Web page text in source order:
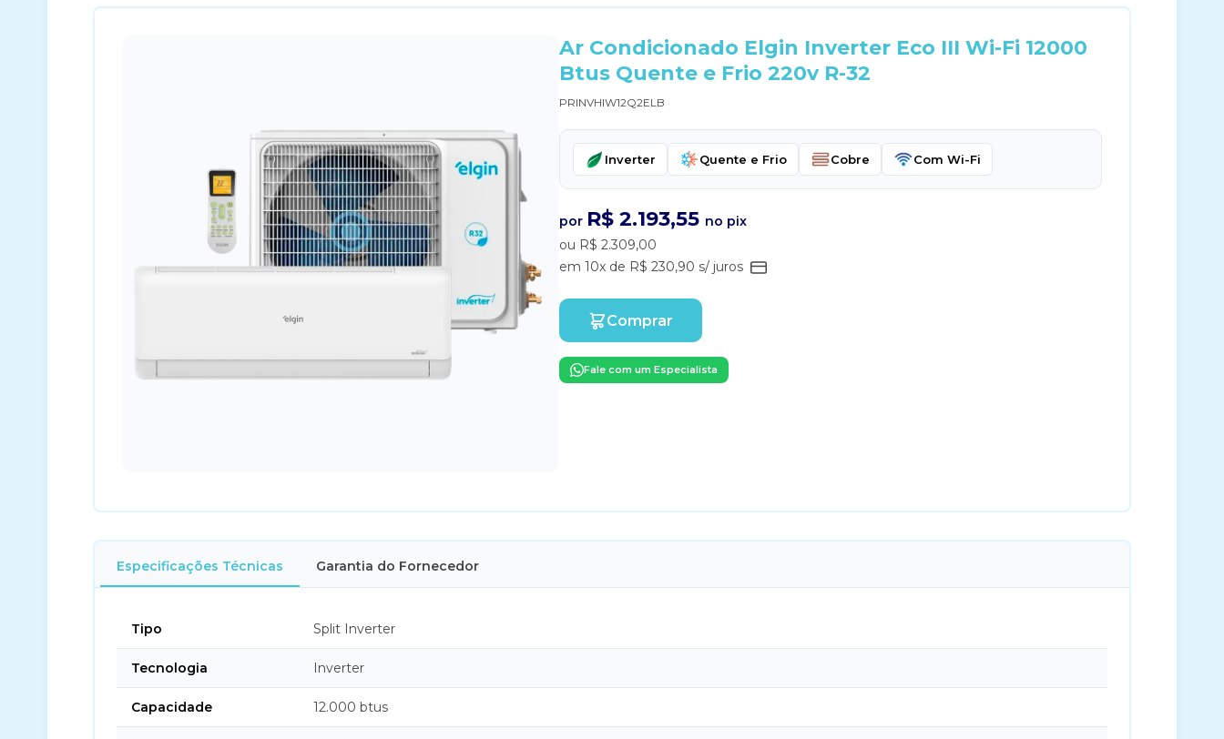
Ar Condicionado Elgin Inverter Eco III Wi-Fi 12000
Btus Quente e Frio 220v R-32
PRINVHIW12Q2ELB
Inverter Quente e Frio Cobre Com Wi-Fi
por R$ 2.193,55 no pix
ou R$ 2.309,00
em 10x de R$ 230,90 s/ juros
Comprar
Fale com um Especialista
Especificações Técnicas Garantia do Fornecedor
Tipo Split Inverter
Tecnologia Inverter
Capacidade 12.000 btus